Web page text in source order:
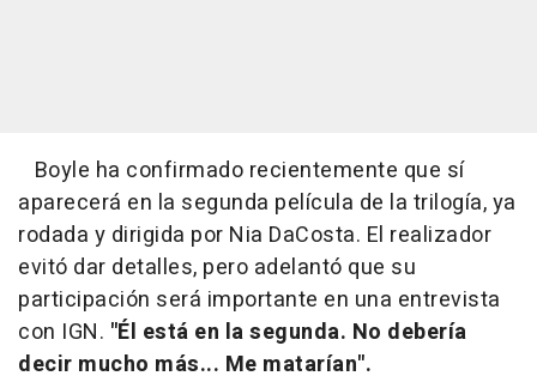
Boyle ha confirmado recientemente que sí
aparecerá en la segunda película de la trilogía, ya
rodada y dirigida por Nia DaCosta. El realizador
evitó dar detalles, pero adelantó que su
participación será importante en una entrevista
con IGN. "Él está en la segunda. No debería
decir mucho más... Me matarían".